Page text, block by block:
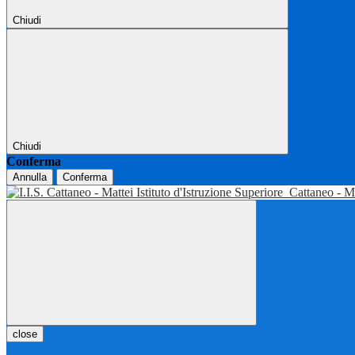
Chiudi
Chiudi
Conferma
Annulla Conferma
Istituto d'Istruzione Superiore Cattaneo -
close